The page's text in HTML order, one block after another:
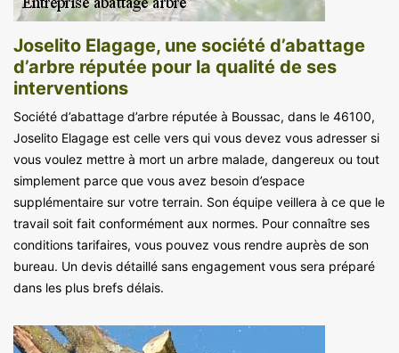
Joselito Elagage, une société d’abattage
d’arbre réputée pour la qualité de ses
interventions
Société d’abattage d’arbre réputée à Boussac, dans le 46100,
Joselito Elagage est celle vers qui vous devez vous adresser si
vous voulez mettre à mort un arbre malade, dangereux ou tout
simplement parce que vous avez besoin d’espace
supplémentaire sur votre terrain. Son équipe veillera à ce que le
travail soit fait conformément aux normes. Pour connaître ses
conditions tarifaires, vous pouvez vous rendre auprès de son
bureau. Un devis détaillé sans engagement vous sera préparé
dans les plus brefs délais.